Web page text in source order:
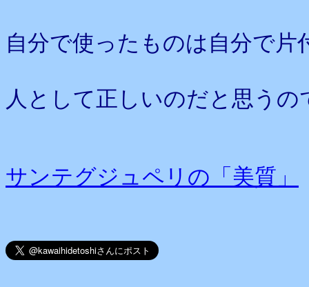
自分で使ったものは自分で片
人として正しいのだと思う
サンテグジュペリの「美質」